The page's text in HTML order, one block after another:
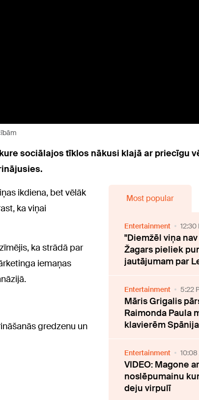
sociālajos tīklos nākusi klajā ar priecīgu
ikdiena, bet vēlāk
ka viņai
ka strādā par
iemaņas
gredzenu un
Most popular
Entertainment 12:30
"Diemžēl viņa
Žagars pieliek
jautājumam par
Entertainment 5:22
Māris Grigalis
Raimonda Paula
klavierēm
Entertainment 10:08
VIDEO: Magone ar
noslēpumainu
deju virpulī